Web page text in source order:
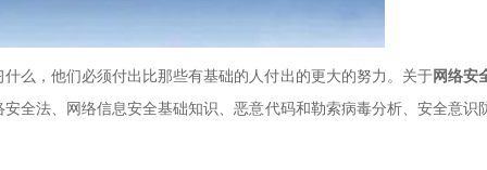
，他们必须付出比那些有基础的人付出的更大的努力。关于网络安
全法、网络信息安全基础知识、恶意代码和勒索病毒分析、安全意识